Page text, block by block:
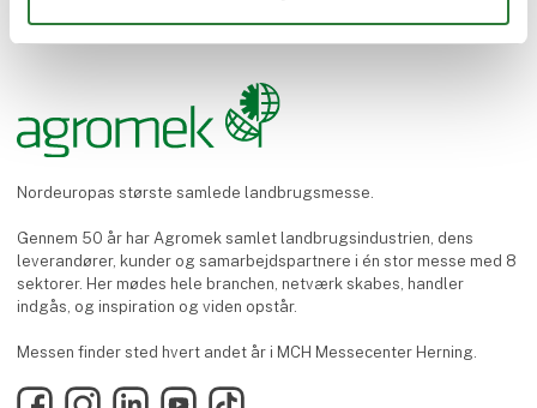
Nordeuropas største samlede landbrugsmesse.
Gennem 50 år har Agromek samlet landbrugsindustrien, dens
leverandører, kunder og samarbejdspartnere i én stor messe med 8
sektorer. Her mødes hele branchen, netværk skabes, handler
indgås, og inspiration og viden opstår.
Messen finder sted hvert andet år i MCH Messecenter Herning.
FacebookInstagramLinkedInYouTubeTikTok